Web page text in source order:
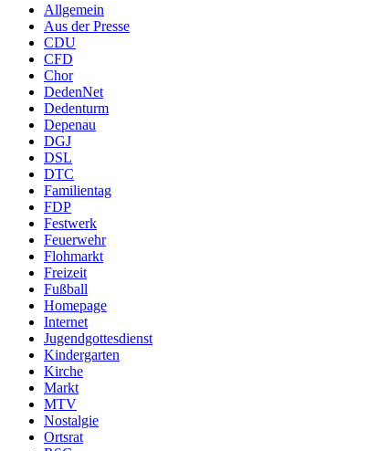
Allgemein
Aus der Presse
CDU
CFD
Chor
DedenNet
Dedenturm
Depenau
DGJ
DSL
DTC
Familientag
FDP
Festwerk
Feuerwehr
Flohmarkt
Freizeit
Fußball
Homepage
Internet
Jugendgottesdienst
Kindergarten
Kirche
Markt
MTV
Nostalgie
Ortsrat